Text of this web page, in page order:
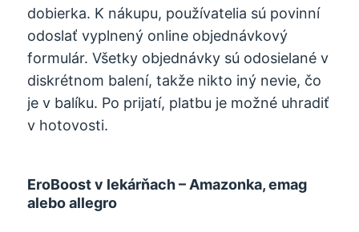
dobierka. K nákupu, používatelia sú povinní
odoslať vyplnený online objednávkový
formulár. Všetky objednávky sú odosielané v
diskrétnom balení, takže nikto iný nevie, čo
je v balíku. Po prijatí, platbu je možné uhradiť
v hotovosti.
EroBoost v lekárňach – Amazonka, emag
alebo allegro